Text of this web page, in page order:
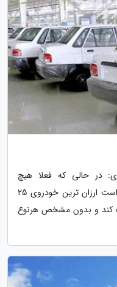
در حالی که فعلا هیچ
جایگزینی برای پراید معرفی نشده، قرار است ارزان ترین خودروی 25
ترک کند و بدون مشخص هرنوع